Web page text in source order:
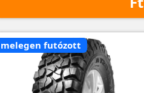
melegen futózott